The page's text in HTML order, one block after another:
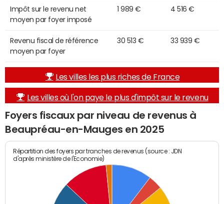
Impôt sur le revenu net
moyen par foyer imposé
1 989 € 4 516 €
Revenu fiscal de référence
moyen par foyer
30 513 € 33 939 €
Les villes les plus riches de France
Les villes où l'on paye le plus d'impôt sur le revenu
Foyers fiscaux par niveau de revenus à
Beaupréau-en-Mauges en 2025
Répartition des foyers par tranches de revenus (source : JDN
d'après ministère de l'Economie)